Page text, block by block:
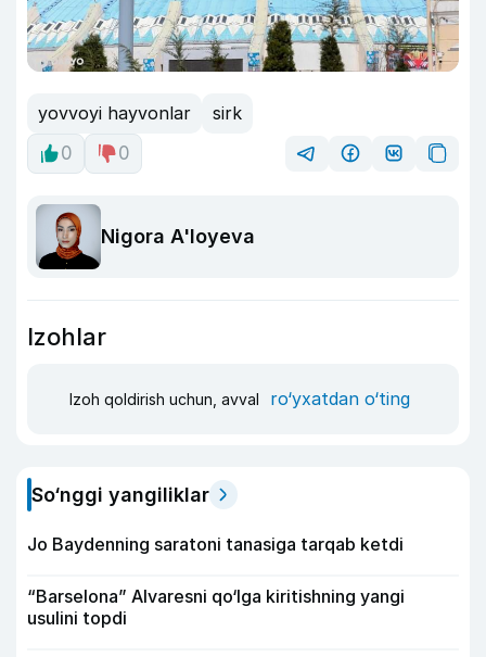
yovvoyi hayvonlar
sirk
0
0
Nigora A'loyeva
Izohlar
Izoh qoldirish uchun, avval ro‘yxatdan o‘ting
So‘nggi yangiliklar
Jo Baydenning saratoni tanasiga tarqab ketdi
“Barselona” Alvaresni qo‘lga kiritishning yangi
usulini topdi